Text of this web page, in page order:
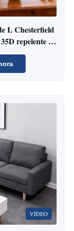
L Chesterfield
repelente al
VÍDEO